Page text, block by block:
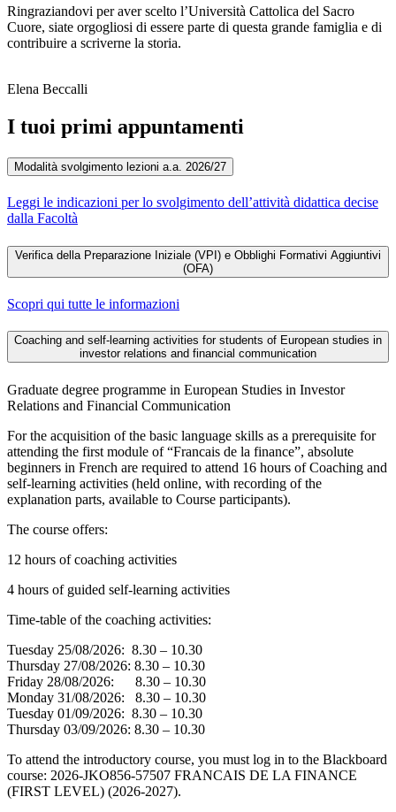
Ringraziandovi per aver scelto l’Università Cattolica del Sacro
Cuore, siate orgogliosi di essere parte di questa grande famiglia e di
contribuire a scriverne la storia.
Elena Beccalli
I tuoi primi appuntamenti
Modalità svolgimento lezioni a.a. 2026/27
Leggi le indicazioni per lo svolgimento dell’attività didattica decise
dalla Facoltà
Verifica della Preparazione Iniziale (VPI) e Obblighi Formativi Aggiuntivi
(OFA)
Scopri qui tutte le informazioni
Coaching and self-learning activities for students of European studies in
investor relations and financial communication
Graduate degree programme in European Studies in Investor
Relations and Financial Communication
For the acquisition of the basic language skills as a prerequisite for
attending the first module of “Francais de la finance”, absolute
beginners in French are required to attend 16 hours of Coaching and
self-learning activities (held online, with recording of the
explanation parts, available to Course participants).
The course offers:
12 hours of coaching activities
4 hours of guided self-learning activities
Time-table of the coaching activities:
Tuesday 25/08/2026: 8.30 – 10.30
Thursday 27/08/2026: 8.30 – 10.30
Friday 28/08/2026: 8.30 – 10.30
Monday 31/08/2026: 8.30 – 10.30
Tuesday 01/09/2026: 8.30 – 10.30
Thursday 03/09/2026: 8.30 – 10.30
To attend the introductory course, you must log in to the Blackboard
course: 2026-JKO856-57507 FRANCAIS DE LA FINANCE
(FIRST LEVEL) (2026-2027).